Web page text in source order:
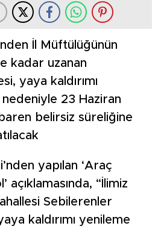
İl Müftülüğünün
kadar uzanan
yaya kaldırımı
nedeniyle 23 Haziran
belirsiz süreliğine
yapılan ‘Araç
açıklamasında, “İlimiz
Sebilerenler
kaldırımı yenileme